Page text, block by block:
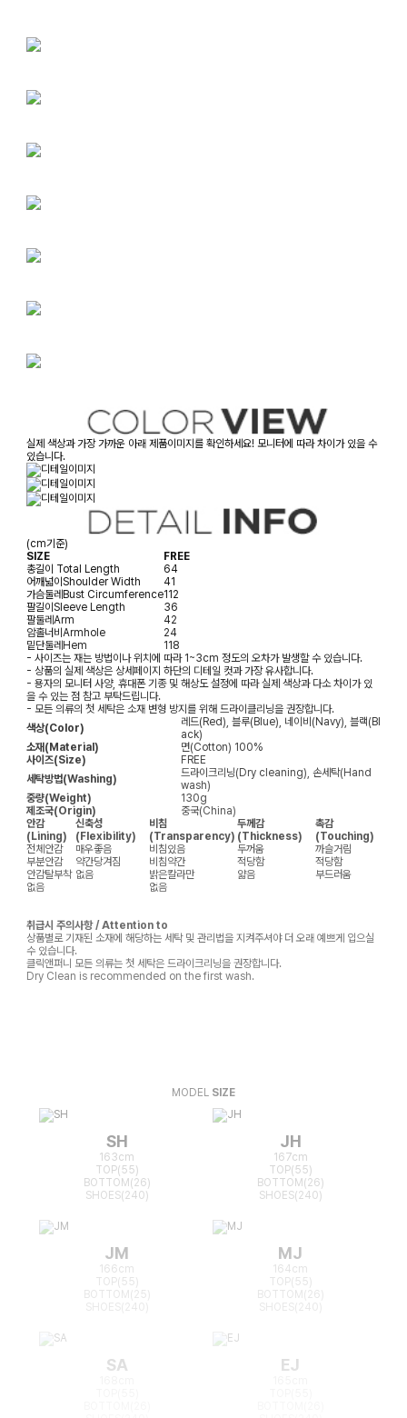
실제 색상과 가장 가까운 아래 제품이미지를 확인하세요! 모니터에 따라 차이가 있을 수
있습니다.
(cm기준)
SIZE
FREE
총길이 Total Length
64
어깨넓이Shoulder Width
41
가슴둘레Bust Circumference112
팔길이Sleeve Length
36
팔둘레Arm
42
암홀너비Armhole
24
밑단둘레Hem
118
- 사이즈는 재는 방법이나 위치에 따라 1~3cm 정도의 오차가 발생할 수 있습니다.
- 상품의 실제 색상은 상세페이지 하단의 디테일 컷과 가장 유사합니다.
- 용자의 모니터 사양, 휴대폰 기종 및 해상도 설정에 따라 실제 색상과 다소 차이가 있
을 수 있는 점 참고 부탁드립니다.
- 모든 의류의 첫 세탁은 소재 변형 방지를 위해 드라이클리닝을 권장합니다.
색상(Color)
레드(Red), 블루(Blue), 네이비(Navy), 블랙(Bl
ack)
소재(Material)
면(Cotton) 100%
사이즈(Size)
FREE
세탁방법(Washing)
드라이크리닝(Dry cleaning), 손세탁(Hand
wash)
중량(Weight)
130g
제조국(Origin)
중국(China)
안감
(Lining)
신축성
(Flexibility)
비침
(Transparency)
두께감
(Thickness)
촉감
(Touching)
전체안감
매우좋음 비침있음 두꺼움
까슬거림
부분안감
약간당겨짐 비침약간 적당함
적당함
안감탈부착 없음 밝은칼라만 얇음
부드러움
없음
없음
취급시 주의사항 / Attention to
상품별로 기재된 소재에 해당하는 세탁 및 관리법을 지켜주셔야 더 오래 예쁘게 입으실
수 있습니다.
클릭앤퍼니 모든 의류는 첫 세탁은 드라이크리닝을 권장합니다.
Dry Clean is recommended on the first wash.
MODEL SIZE
SH
163cm
TOP(55)
BOTTOM(26)
SHOES(240)
JH
167cm
TOP(55)
BOTTOM(26)
SHOES(240)
JM
166cm
TOP(55)
BOTTOM(25)
MJ
164cm
TOP(55)
BOTTOM(26)
SA EJ